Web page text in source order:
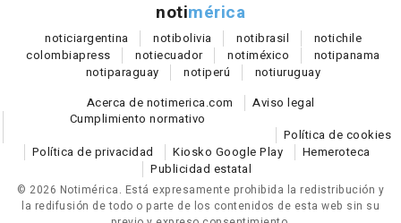
notimérica
noticiargentina notibolivia notibrasil notichile
colombiapress notiecuador notiméxico notipanama
notiparaguay notiperú notiuruguay
Acerca de notimerica.com
Aviso legal
Cumplimiento normativo
Política de cookies
Política de privacidad
Kiosko Google Play
Hemeroteca
Publicidad estatal
© 2026 Notimérica. Está expresamente prohibida la redistribución y
la redifusión de todo o parte de los contenidos de esta web sin su